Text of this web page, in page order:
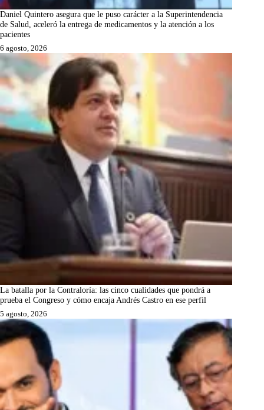
Daniel Quintero asegura que le puso carácter a la Superintendencia
de Salud, aceleró la entrega de medicamentos y la atención a los
pacientes
6 agosto, 2026
La batalla por la Contraloría: las cinco cualidades que pondrá a
prueba el Congreso y cómo encaja Andrés Castro en ese perfil
5 agosto, 2026